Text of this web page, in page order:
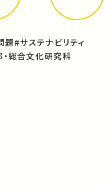
題#サステナビリティ
総合文化研究科